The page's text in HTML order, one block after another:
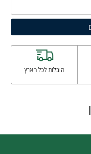
הובלות לכל הארץ